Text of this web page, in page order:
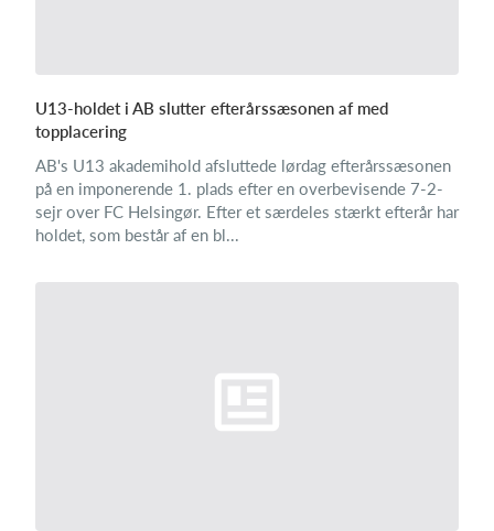
U13-holdet i AB slutter efterårssæsonen af med
topplacering
AB's U13 akademihold afsluttede lørdag efterårssæsonen
på en imponerende 1. plads efter en overbevisende 7-2-
sejr over FC Helsingør. Efter et særdeles stærkt efterår har
holdet, som består af en bl...